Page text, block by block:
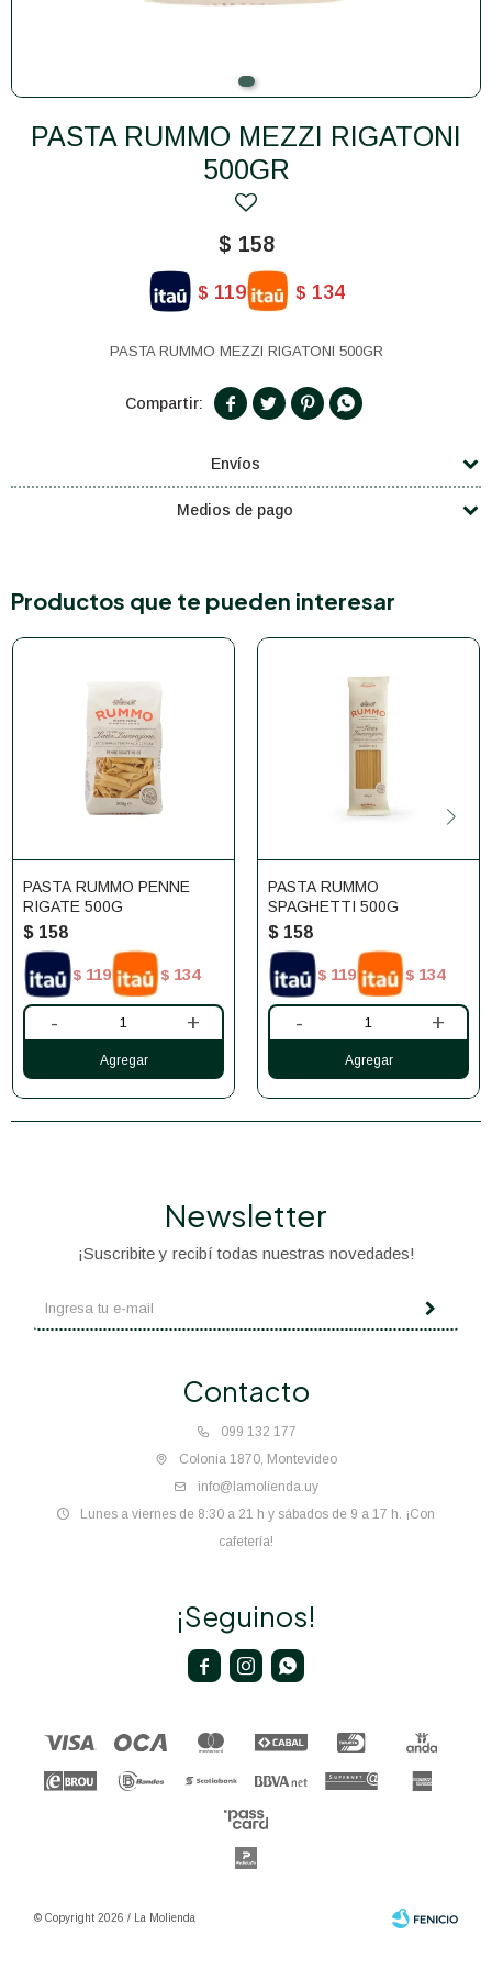
PASTA RUMMO MEZZI RIGATONI
500GR
$ 158
$ 119 $ 134
PASTA RUMMO MEZZI RIGATONI 500GR
   
Envíos
Medios de pago
Productos que te pueden interesar
PASTA RUMMO PENNE
RIGATE 500G
$ 158
$ 119 $ 134
- +
PASTA RUMMO
SPAGHETTI 500G
$ 158
$ 119 $ 134
- +
Contacto
099 132 177
Colonia 1870, Montevideo
info@lamolienda.uy
Lunes a viernes de 8:30 a 21 h y sábados de 9 a 17 h. ¡Con
cafetería!
Newsletter
¡Suscribite y recibí todas nuestras novedades!
¡Seguinos!
  
© Copyright 2026 / La Molienda